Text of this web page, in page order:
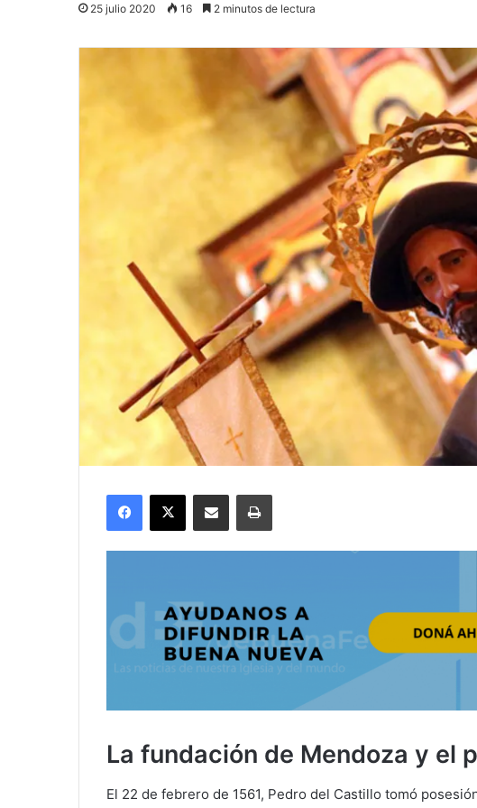
25 julio 2020 16 2 minutos de lectura
La fundación de Mendoza y el
El 22 de febrero de 1561, Pedro del Castillo tomó